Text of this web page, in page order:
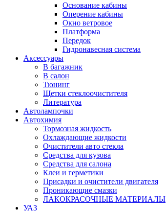
Основание кабины
Оперение кабины
Окно ветровое
Платформа
Передок
Гидронавесная система
Аксессуары
В багажник
В салон
Тюнинг
Щетки стеклоочистителя
Литература
Автолампочки
Автохимия
Тормозная жидкость
Охлаждающие жидкости
Очистители авто стекла
Средства для кузова
Средства для салона
Клеи и герметики
Присадки и очистители двигателя
Проникающие смазки
ЛАКОКРАСОЧНЫЕ МАТЕРИАЛЫ
УАЗ